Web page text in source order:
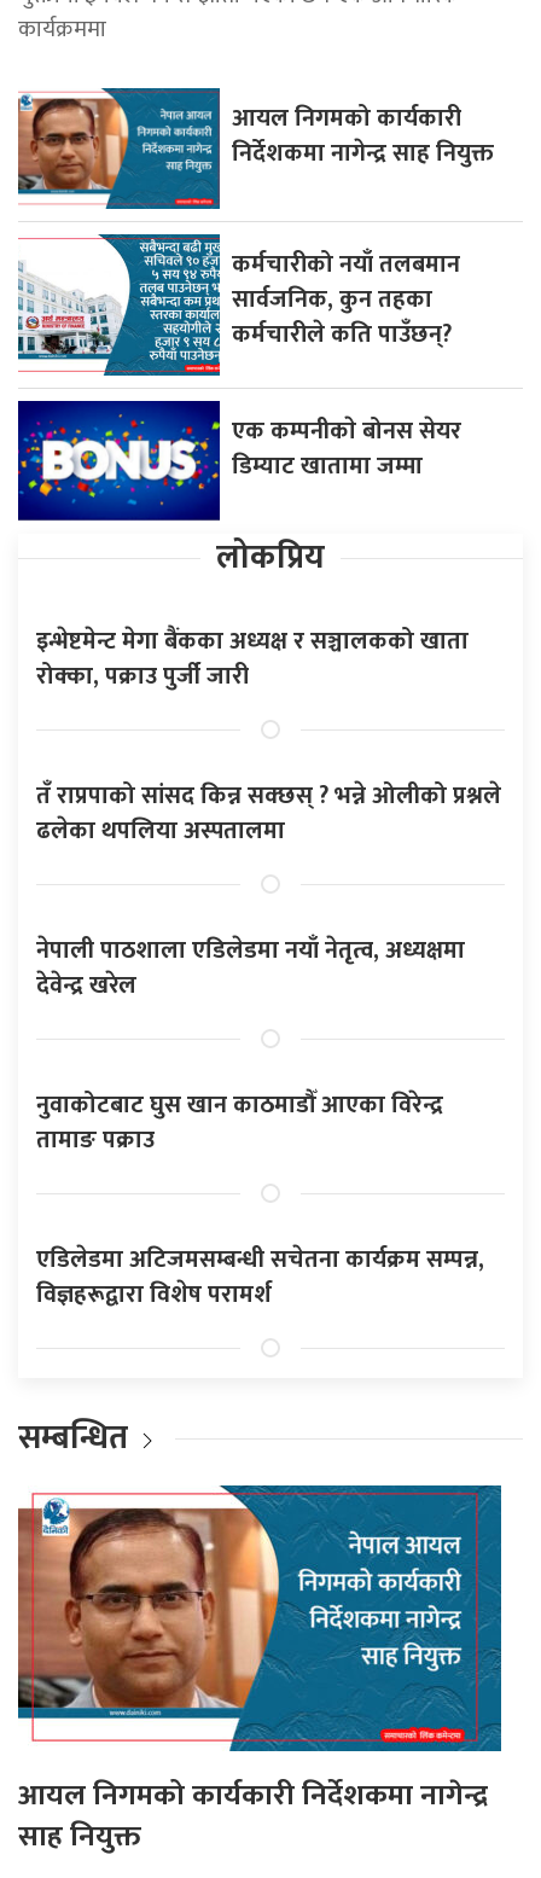
कार्यक्रममा
आयल निगमको कार्यकारी
निर्देशकमा नागेन्द्र साह नियुक्त
कर्मचारीको नयाँ तलबमान
सार्वजनिक, कुन तहका
कर्मचारीले कति पाउँछन्?
एक कम्पनीकाे बोनस सेयर
डिम्याट खातामा जम्मा
लोकप्रिय
इन्भेष्टमेन्ट मेगा बैंकका अध्यक्ष र सञ्चालकको खाता
रोक्का, पक्राउ पुर्जी जारी
तँ राप्रपाको सांसद किन्न सक्छस् ? भन्ने ओलीको प्रश्नले
ढलेका थपलिया अस्पतालमा
नेपाली पाठशाला एडिलेडमा नयाँ नेतृत्व, अध्यक्षमा
देवेन्द्र खरेल
नुवाकोटबाट घुस खान काठमाडौँ आएका विरेन्द्र
तामाङ पक्राउ
एडिलेडमा अटिजमसम्बन्धी सचेतना कार्यक्रम सम्पन्न,
विज्ञहरूद्वारा विशेष परामर्श
सम्बन्धित
आयल निगमको कार्यकारी निर्देशकमा नागेन्द्र
साह नियुक्त